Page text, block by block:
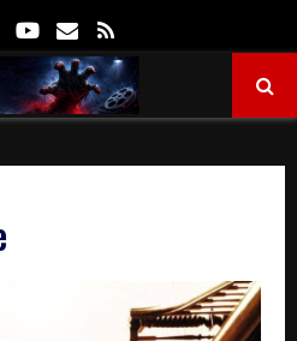
TwitterYoutube
Email